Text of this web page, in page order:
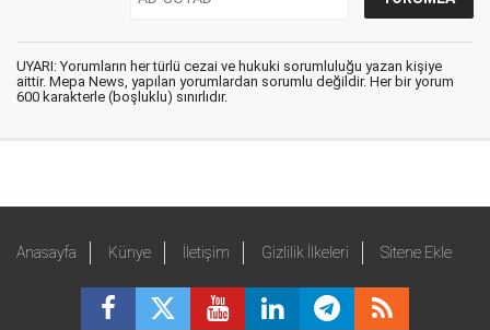
UYARI: Yorumların her türlü cezai ve hukuki sorumluluğu yazan kişiye
aittir. Mepa News, yapılan yorumlardan sorumlu değildir. Her bir yorum
600 karakterle (boşluklu) sınırlıdır.
Anasayfa Künye İletişim Gizlilik İlkeleri Sitene Ekle